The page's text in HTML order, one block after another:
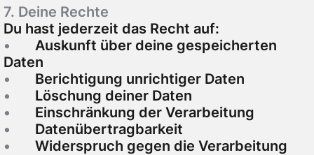
7. Deine Rechte
Du hast jederzeit das Recht auf:
• Auskunft über deine gespeicherten
Daten
• Berichtigung unrichtiger Daten
• Löschung deiner Daten
• Einschränkung der Verarbeitung
• Datenübertragbarkeit
• Widerspruch gegen die Verarbeitung